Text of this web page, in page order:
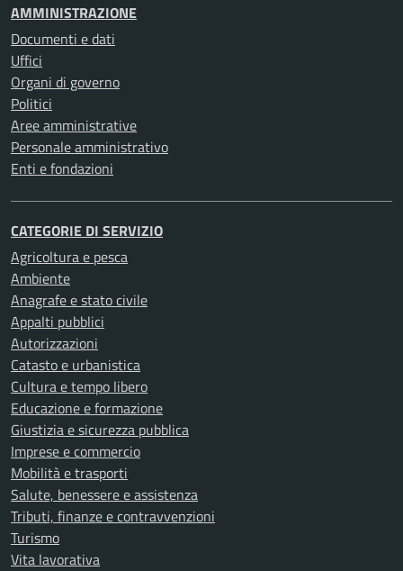
AMMINISTRAZIONE
Documenti e dati
Uffici
Organi di governo
Politici
Aree amministrative
Personale amministrativo
Enti e fondazioni
CATEGORIE DI SERVIZIO
Agricoltura e pesca
Ambiente
Anagrafe e stato civile
Appalti pubblici
Autorizzazioni
Catasto e urbanistica
Cultura e tempo libero
Educazione e formazione
Giustizia e sicurezza pubblica
Imprese e commercio
Mobilità e trasporti
Salute, benessere e assistenza
Tributi, finanze e contravvenzioni
Turismo
Vita lavorativa